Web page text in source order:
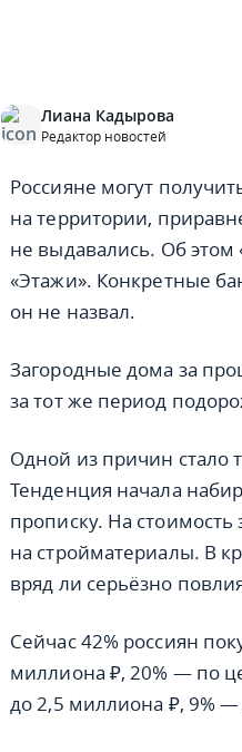
Лиана Кадырова
Редактор новостей
Россияне могут
на территории,
не выдавались. Об этом
«Этажи». Конкретные
он не назвал.
Загородные дома за
за тот же период
Одной из причин стало
Тенденция начала
прописку. На
на стройматериалы. В
вряд ли серьёзно
Сейчас 42% россиян
миллиона ₽, 20% — по
до 2,5 миллиона ₽, 9%